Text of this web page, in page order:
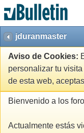
jduranmaster
Aviso de Cookies:
personalizar tu
de esta web,
Bienvenido a los
Actualmente estás